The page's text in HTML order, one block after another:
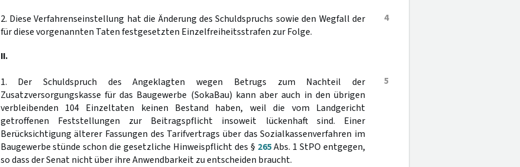
4
2. Diese Verfahrenseinstellung hat die Änderung des Schuldspruchs sowie den Wegfall der
für diese vorgenannten Taten festgesetzten Einzelfreiheitsstrafen zur Folge.
II.
5
1. Der Schuldspruch des Angeklagten wegen Betrugs zum Nachteil der
Zusatzversorgungskasse für das Baugewerbe (SokaBau) kann aber auch in den übrigen
verbleibenden 104 Einzeltaten keinen Bestand haben, weil die vom Landgericht
getroffenen Feststellungen zur Beitragspflicht insoweit lückenhaft sind. Einer
Berücksichtigung älterer Fassungen des Tarifvertrags über das Sozialkassenverfahren im
Baugewerbe stünde schon die gesetzliche Hinweispflicht des § 265Abs. 1 StPO entgegen,
so dass der Senat nicht über ihre Anwendbarkeit zu entscheiden braucht.